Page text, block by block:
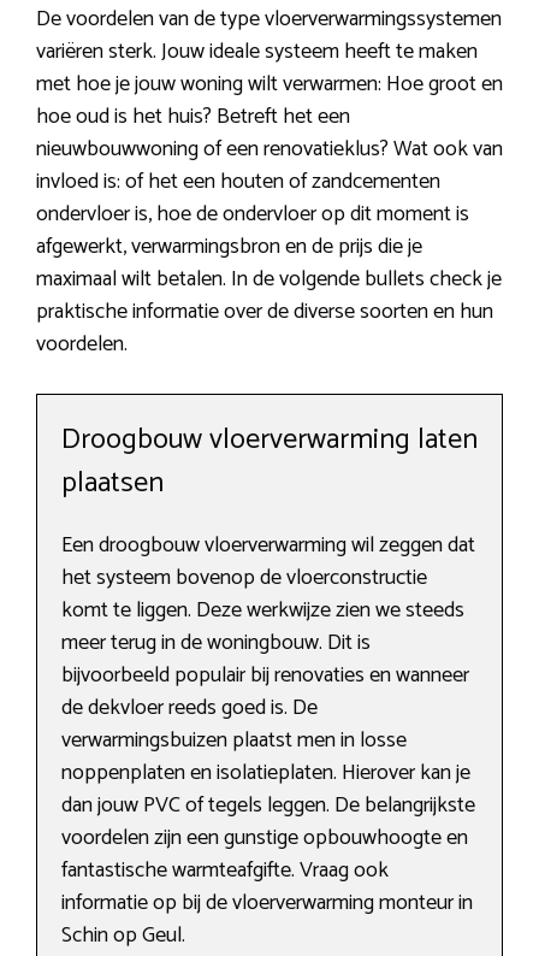
De voordelen van de type vloerverwarmingssystemen
variëren sterk. Jouw ideale systeem heeft te maken
met hoe je jouw woning wilt verwarmen: Hoe groot en
hoe oud is het huis? Betreft het een
nieuwbouwwoning of een renovatieklus? Wat ook van
invloed is: of het een houten of zandcementen
ondervloer is, hoe de ondervloer op dit moment is
afgewerkt, verwarmingsbron en de prijs die je
maximaal wilt betalen. In de volgende bullets check je
praktische informatie over de diverse soorten en hun
voordelen.
Droogbouw vloerverwarming laten
plaatsen
Een droogbouw vloerverwarming wil zeggen dat
het systeem bovenop de vloerconstructie
komt te liggen. Deze werkwijze zien we steeds
meer terug in de woningbouw. Dit is
bijvoorbeeld populair bij renovaties en wanneer
de dekvloer reeds goed is. De
verwarmingsbuizen plaatst men in losse
noppenplaten en isolatieplaten. Hierover kan je
dan jouw PVC of tegels leggen. De belangrijkste
voordelen zijn een gunstige opbouwhoogte en
fantastische warmteafgifte. Vraag ook
informatie op bij de vloerverwarming monteur in
Schin op Geul.